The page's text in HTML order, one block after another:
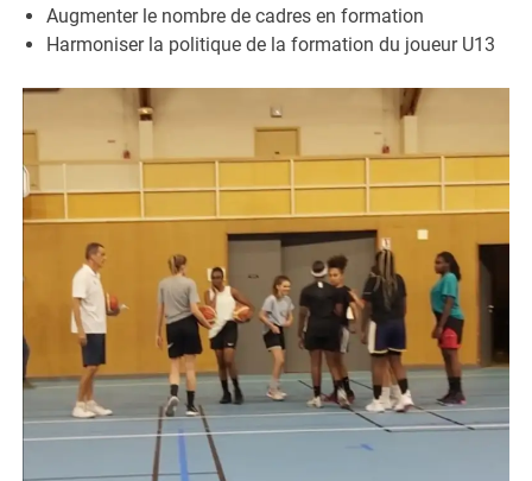
Augmenter le nombre de cadres en formation
Harmoniser la politique de la formation du joueur U13